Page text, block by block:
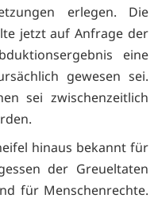
erlegen. Die
jetzt auf Anfrage der
eine
gewesen sei.
sei zwischenzeitlich
hinaus bekannt für
der Greueltaten
für Menschenrechte.